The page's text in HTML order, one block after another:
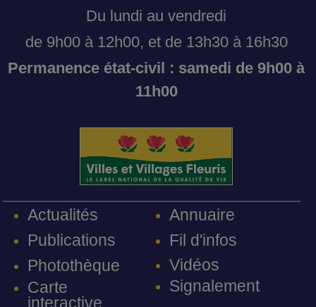
Du lundi au vendredi
de 9h00 à 12h00, et de 13h30 à 16h30
Permanence état-civil : samedi de 9h00 à
11h00
Actualités
Publications
Photothèque
Carte
interactive
Annuaire
Fil d'infos
Vidéos
Signalement